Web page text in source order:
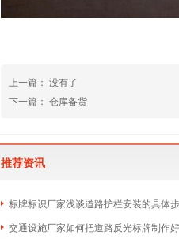
上一篇： 没有了
下一篇： 仓库备货
推荐资讯
标牌标识厂家浅谈道路护栏安装的具体
交通设施厂家如何把道路反光标牌制作